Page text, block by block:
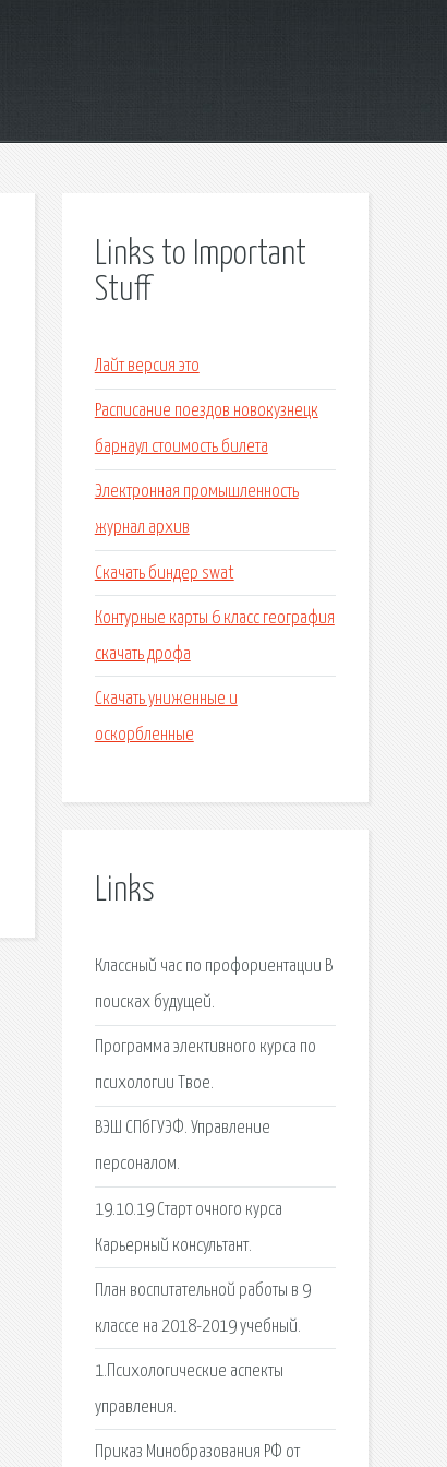
Links to Important
Stuff
Лайт версия это
Расписание поездов новокузнецк
барнаул стоимость билета
Электронная промышленность
журнал архив
Скачать биндер swat
Контурные карты 6 класс география
скачать дрофа
Скачать униженные и
оскорбленные
Links
Классный час по профориентации В
поисках будущей.
Программа элективного курса по
психологии Твое.
ВЭШ СПбГУЭФ. Управление
персоналом.
19.10.19 Старт очного курса
Карьерный консультант.
План воспитательной работы в 9
классе на 2018-2019 учебный.
1.Психологические аспекты
управления.
Приказ Минобразования РФ от